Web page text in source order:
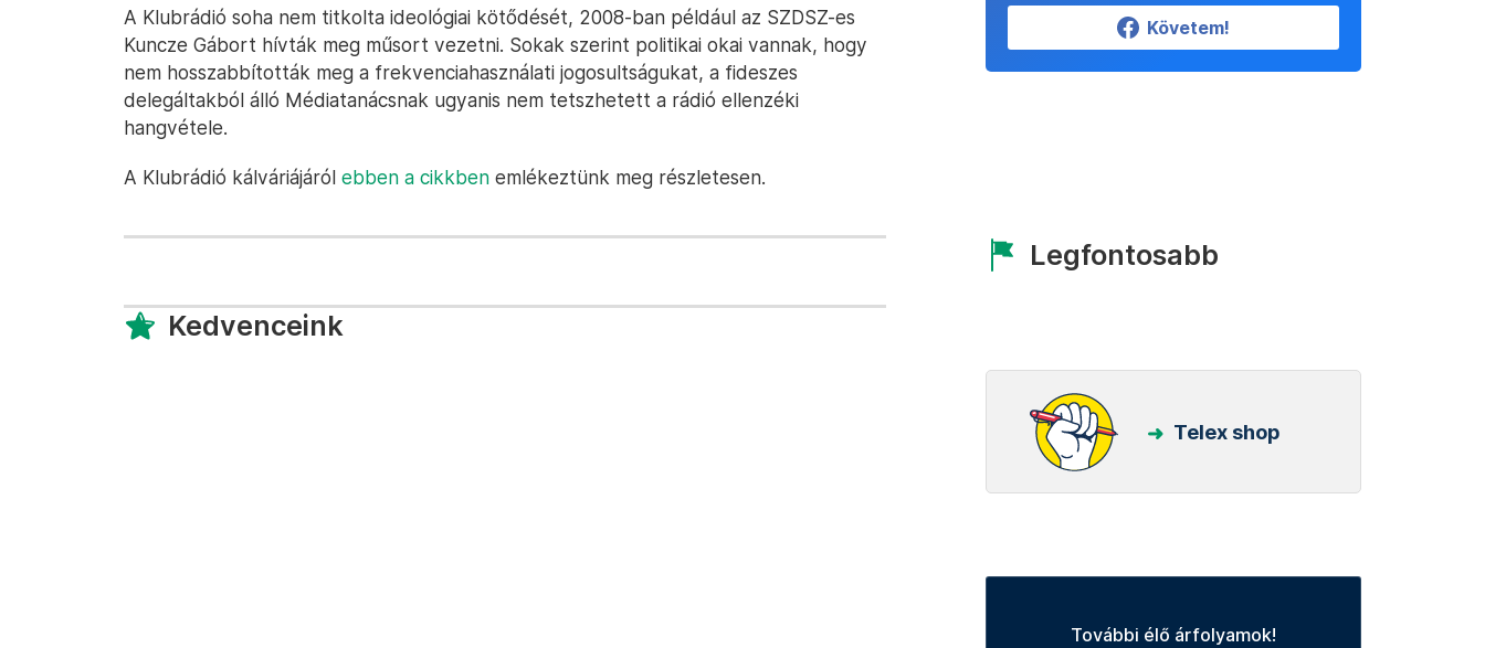
A Klubrádió soha nem titkolta ideológiai kötődését, 2008-ban például az SZDSZ-es
Kuncze Gábort hívták meg műsort vezetni. Sokak szerint politikai okai vannak, hogy
nem hosszabbították meg a frekvenciahasználati jogosultságukat, a fideszes
delegáltakból álló Médiatanácsnak ugyanis nem tetszhetett a rádió ellenzéki
hangvétele.
A Klubrádió kálváriájáról ebben a cikkben emlékeztünk meg részletesen.
Kedvenceink
Követem!
Legfontosabb
Telex shop
További élő árfolyamok!